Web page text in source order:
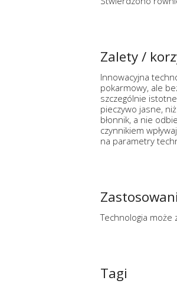
Zalety /
Innowacyjna
pokarmowy, ale
szczególnie
pieczywo jasne,
błonnik, a nie
czynnikiem
na parametry
Technologia może
Tagi